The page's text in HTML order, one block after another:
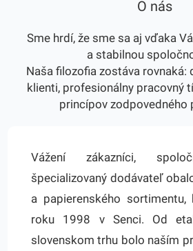
O nás
Sme hrdí, že sme sa aj vďaka
a stabilnou
Naša filozofia zostáva
klienti, profesionálny pracovný
princípov zodpovedného
Vážení zákazníci,
špecializovaný dodávateľ
a papierenského sortimentu,
roku 1998 v Senci. Od
slovenskom trhu bolo naším